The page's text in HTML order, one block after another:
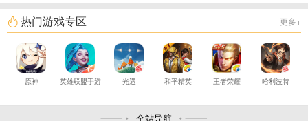
热门游戏专区 更多+
原神 英雄联盟手游 光遇 和平精英 王者荣耀 哈利波特
全站导航